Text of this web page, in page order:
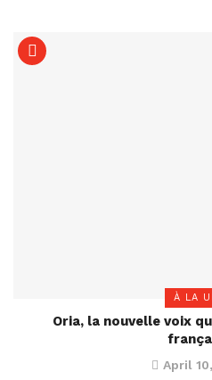
À LA
Oria, la nouvelle voix
April